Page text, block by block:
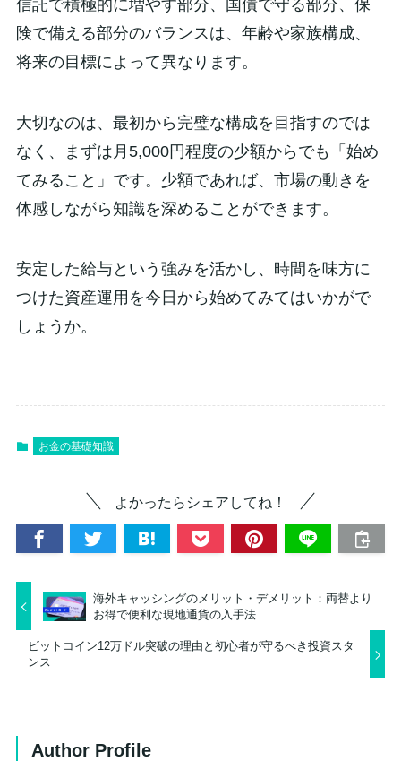
信託で積極的に増やす部分、国債で守る部分、保
険で備える部分のバランスは、年齢や家族構成、
将来の目標によって異なります。
大切なのは、最初から完璧な構成を目指すのでは
なく、まずは月5,000円程度の少額からでも「始め
てみること」です。少額であれば、市場の動きを
体感しながら知識を深めることができます。
安定した給与という強みを活かし、時間を味方に
つけた資産運用を今日から始めてみてはいかがで
しょうか。
お金の基礎知識
よかったらシェアしてね！
海外キャッシングのメリット・デメリット：両替より
お得で便利な現地通貨の入手法
ビットコイン12万ドル突破の理由と初心者が守るべき投資スタ
ンス
Author Profile